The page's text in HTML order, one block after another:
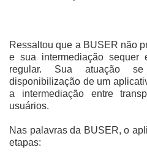
Ressaltou que a BUSER não
e sua intermediação sequer
regular. Sua atuação
disponibilização de um
a intermediação entre
usuários.
Nas palavras da BUSER, o
etapas: